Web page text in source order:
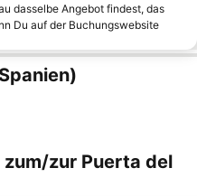
dasselbe Angebot findest, das
Du auf der Buchungswebsite
zur Puerta del